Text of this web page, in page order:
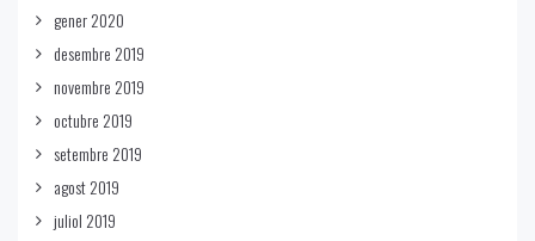
gener 2020
desembre 2019
novembre 2019
octubre 2019
setembre 2019
agost 2019
juliol 2019